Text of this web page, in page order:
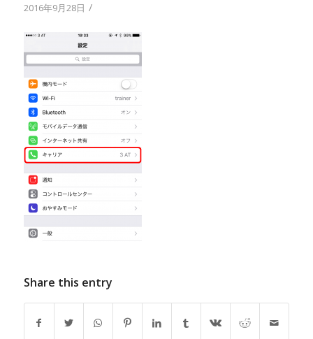
2016年9月28日 /
Share this entry